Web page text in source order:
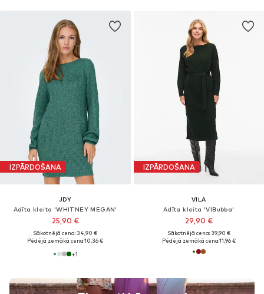
IZPĀRDOŠANA
JDY
Adīta kleita 'WHITNEY MEGAN'
25,90 €
Sākotnējā cena: 34,90 €
Pēdējā zemākā cena:10,36 €
+1
IZPĀRDOŠANA
VILA
Adīta kleita 'VIBubba'
29,90 €
Sākotnējā cena: 39,90 €
Pēdējā zemākā cena:11,96 €